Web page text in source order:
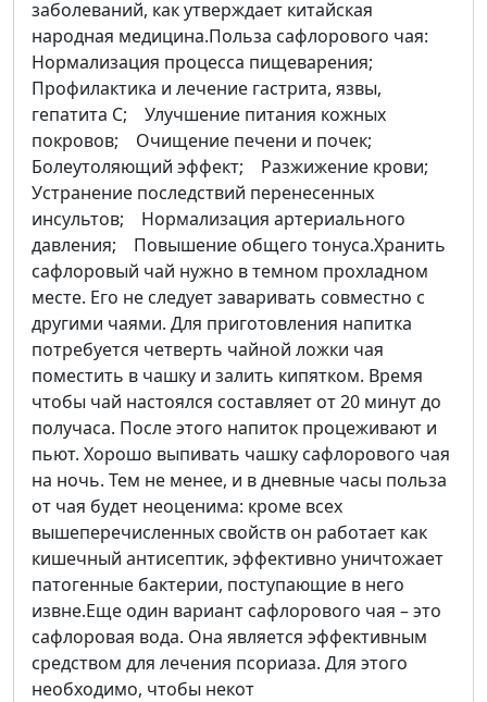
заболеваний, как утверждает китайская
народная медицина.Польза сафлорового чая:
Нормализация процесса пищеварения;
Профилактика и лечение гастрита, язвы,
гепатита С; Улучшение питания кожных
покровов; Очищение печени и почек;
Болеутоляющий эффект; Разжижение крови;
Устранение последствий перенесенных
инсультов; Нормализация артериального
давления; Повышение общего тонуса.Хранить
сафлоровый чай нужно в темном прохладном
месте. Его не следует заваривать совместно с
другими чаями. Для приготовления напитка
потребуется четверть чайной ложки чая
поместить в чашку и залить кипятком. Время
чтобы чай настоялся составляет от 20 минут до
получаса. После этого напиток процеживают и
пьют. Хорошо выпивать чашку сафлорового чая
на ночь. Тем не менее, и в дневные часы польза
от чая будет неоценима: кроме всех
вышеперечисленных свойств он работает как
кишечный антисептик, эффективно уничтожает
патогенные бактерии, поступающие в него
извне.Еще один вариант сафлорового чая – это
сафлоровая вода. Она является эффективным
средством для лечения псориаза. Для этого
необходимо, чтобы некот